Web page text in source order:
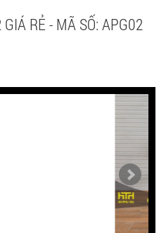
RẺ - MÃ SỐ: APG02